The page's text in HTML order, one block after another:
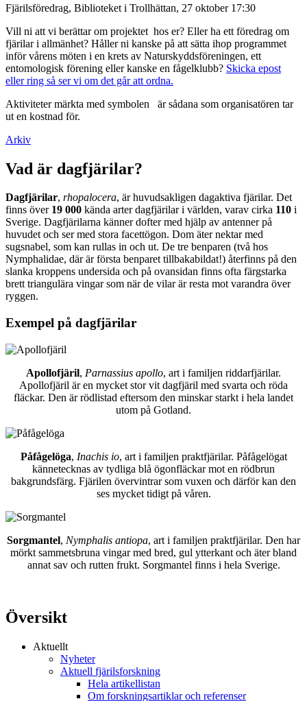
Fjärilsföredrag, Biblioteket i Trollhättan, 27 oktober 17:30
Vill ni att vi berättar om projektet hos er? Eller ha ett föredrag om
fjärilar i allmänhet? Håller ni kanske på att sätta ihop programmet
inför vårens möten i en krets av Naturskyddsföreningen, ett
entomologisk förening eller kanske en fågelklubb? Skicka epost
eller ring så ser vi om det går att ordna.
Aktiviteter märkta med symbolen
är sådana som organisatören tar
ut en kostnad för.
Arkiv
Vad är dagfjärilar?
Dagfjärilar, rhopalocera, är huvudsakligen dagaktiva fjärilar. Det
finns över 19 000 kända arter dagfjärilar i världen, varav cirka 110 i
Sverige. Dagfjärilarna känner dofter med hjälp av antenner på
huvudet och ser med stora facettögon. Dom äter nektar med
sugsnabel, som kan rullas in och ut. De tre benparen (två hos
Nymphalidae, där är första benparet tillbakabildat!) återfinns på den
slanka kroppens undersida och på ovansidan finns ofta färgstarka
brett triangulära vingar som när de vilar är resta mot varandra över
ryggen.
Exempel på dagfjärilar
Apollofjäril, Parnassius apollo, art i familjen riddarfjärilar.
Apollofjäril är en mycket stor vit dagfjäril med svarta och röda
fläckar. Den är rödlistad eftersom den minskar starkt i hela landet
utom på Gotland.
Påfågelöga, Inachis io, art i familjen praktfjärilar. Påfågelögat
kännetecknas av tydliga blå ögonfläckar mot en rödbrun
bakgrundsfärg. Fjärilen övervintrar som vuxen och därför kan den
ses mycket tidigt på våren.
Sorgmantel, Nymphalis antiopa, art i familjen praktfjärilar. Den har
mörkt sammetsbruna vingar med bred, gul ytterkant och äter bland
annat sav och rutten frukt. Sorgmantel finns i hela Sverige.
Översikt
Aktuellt
Nyheter
Aktuell fjärilsforskning
Hela artikellistan
Om forskningsartiklar och referenser